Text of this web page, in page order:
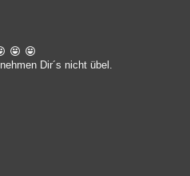
Dir´s nicht übel.